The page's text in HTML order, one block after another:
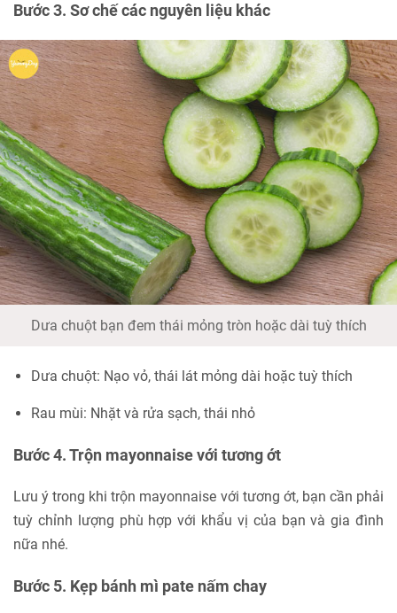
Bước 3. Sơ chế các nguyên liệu khác
Dưa chuột bạn đem thái mỏng tròn hoặc dài tuỳ thích
Dưa chuột: Nạo vỏ, thái lát mỏng dài hoặc tuỳ thích
Rau mùi: Nhặt và rửa sạch, thái nhỏ
Bước 4. Trộn mayonnaise với tương ớt
Lưu ý trong khi trộn mayonnaise với tương ớt, bạn cần phải
tuỳ chỉnh lượng phù hợp với khẩu vị của bạn và gia đình
nữa nhé.
Bước 5. Kẹp bánh mì pate nấm chay